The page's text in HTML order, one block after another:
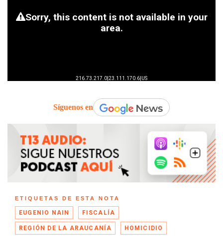
Síguenos en
ETIQUETAS DE ESTA NOTA
EUGENIO NAIN FISCALÍA
REGIÓN DE LA ARAUCANÍA HOMICIDIO